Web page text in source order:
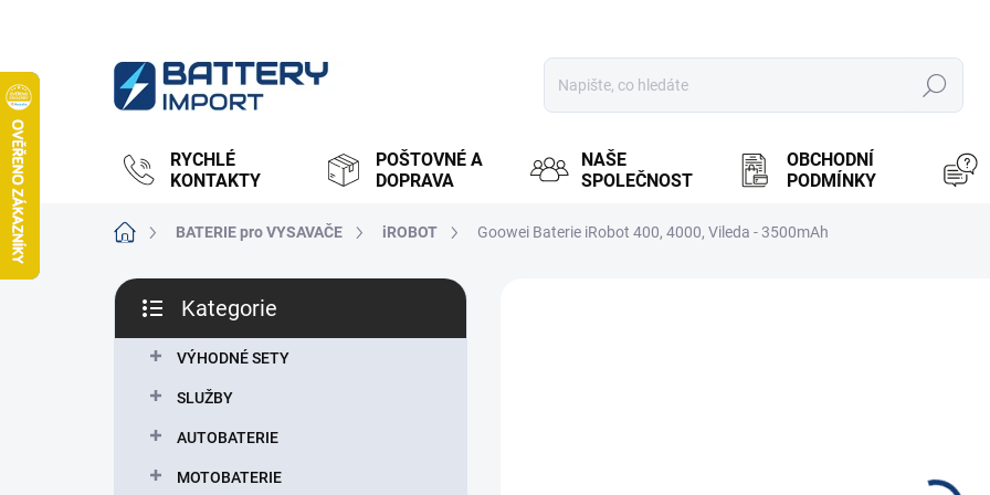
Hledat
RYCHLÉ
KONTAKTY
POŠTOVNÉ A
DOPRAVA
NAŠE
SPOLEČNOST
OBCHODNÍ
PODMÍNKY
Domů BATERIE pro VYSAVAČE iROBOT Goowei Baterie iRobot 400, 4000, Vileda - 3500mAh
P
s
kategorie
Kategorie
VÝHODNÉ SETY
SLUŽBY
AUTOBATERIE
MOTOBATERIE